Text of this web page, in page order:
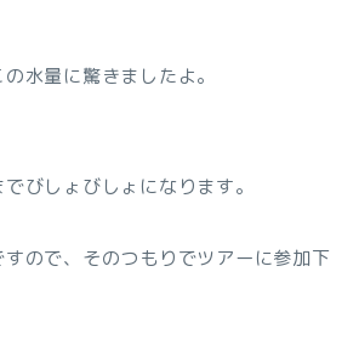
水量に驚きましたよ。
びしょびしょになります。
ので、そのつもりでツアーに参加下